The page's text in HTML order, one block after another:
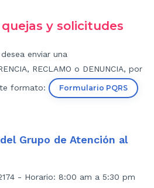
y solicitudes
enviar una
RECLAMO o DENUNCIA, por
formato:
Formulario PQRS
Grupo de Atención al
- Horario: 8:00 am a 5:30 pm